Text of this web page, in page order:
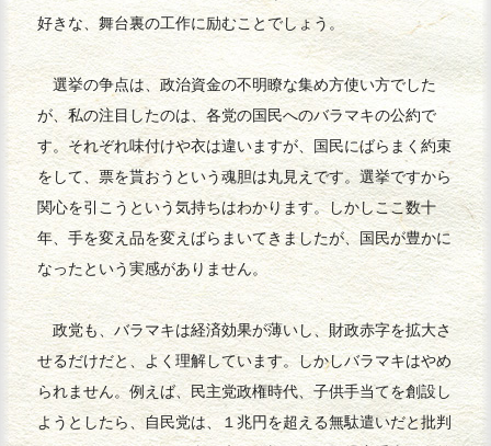
好きな、舞台裏の工作に励むことでしょう。
選挙の争点は、政治資金の不明瞭な集め方使い方でした
が、私の注目したのは、各党の国民へのバラマキの公約で
す。それぞれ味付けや衣は違いますが、国民にばらまく約束
をして、票を貰おうという魂胆は丸見えです。選挙ですから
関心を引こうという気持ちはわかります。しかしここ数十
年、手を変え品を変えばらまいてきましたが、国民が豊かに
なったという実感がありません。
政党も、バラマキは経済効果が薄いし、財政赤字を拡大さ
せるだけだと、よく理解しています。しかしバラマキはやめ
られません。例えば、民主党政権時代、子供手当てを創設し
ようとしたら、自民党は、１兆円を超える無駄遣いだと批判